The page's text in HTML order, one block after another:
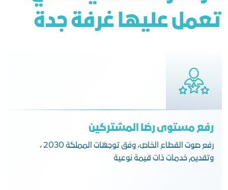
تعمل عليها غرفة جدة
رفع مستوى رضا المشتركين
رفع صوت القطاع الخاص، وفق توجهات المملكة 2030 ،
وتقديم خدمات ذات قيمة نوعية